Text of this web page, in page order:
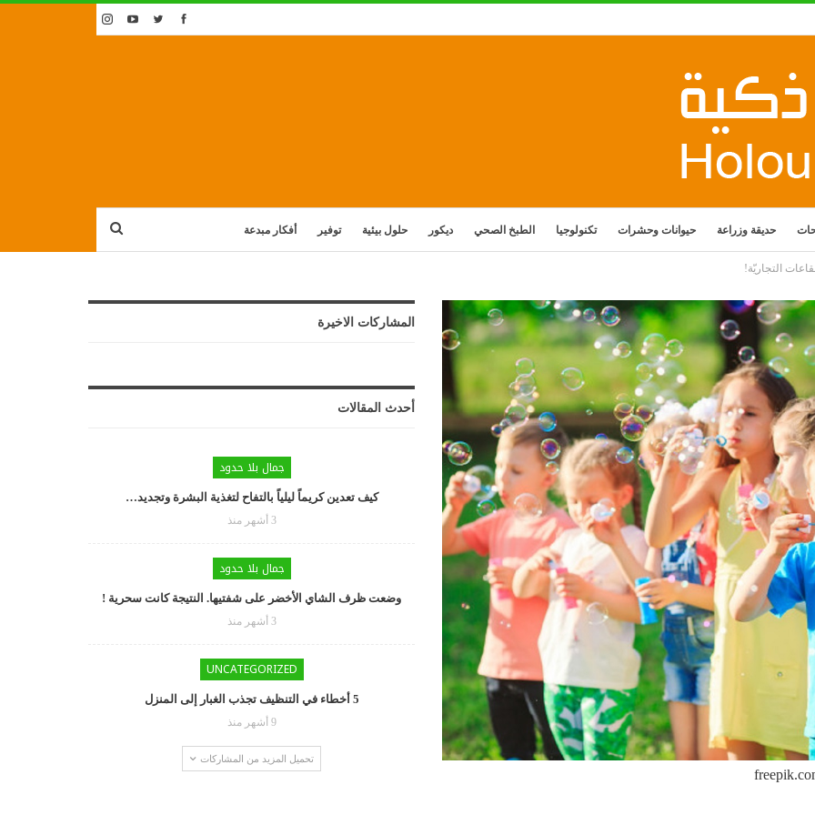
حديقة وزراعة حيوانات وحشرات تكنولوجيا الطبخ الصحي ديكور حلول بيئية توفير أفكار مبدعة
التجاريّة!
المشاركات الاخيرة
أحدث المقالات
جمال بلا حدود
كيف تعدين كريماً ليلياً بالتفاح لتغذية البشرة وتجديد…
3 أشهر منذ
جمال بلا حدود
وضعت ظرف الشاي الأخضر على شفتيها. النتيجة كانت سحرية !
3 أشهر منذ
UNCATEGORIZED
5 أخطاء في التنظيف تجذب الغبار إلى المنزل
9 أشهر منذ
تحميل المزيد من المشاركات